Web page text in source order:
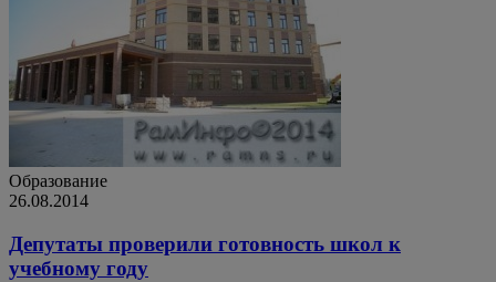
Образование
26.08.2014
Депутаты проверили готовность школ к
учебному году